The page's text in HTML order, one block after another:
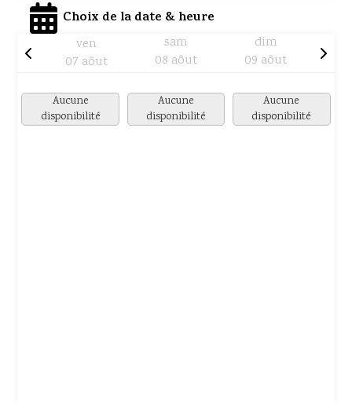
Choix de la date & heure
ven
07 aôut
sam
08 aôut
dim
09 aôut
Aucune
disponibilité
Aucune
disponibilité
Aucune
disponibilité